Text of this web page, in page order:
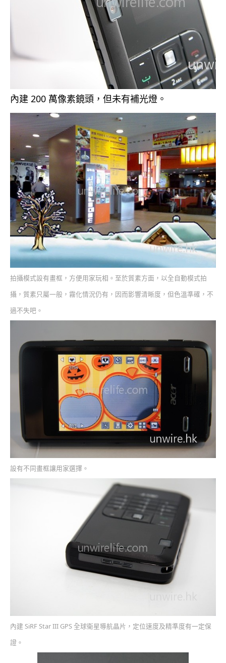
內建 200 萬像素鏡頭，但未有補光燈。
拍攝模式設有畫框，方便用家玩相。至於質素方面，以全自動模式拍
攝，質素只屬一般，霧化情況仍有，因而影響清晰度，但色溫準確，不
過不失吧。
設有不同畫框讓用家選擇。
內建 SiRF Star III GPS 全球衛星導航晶片，定位速度及精準度有一定保
證。